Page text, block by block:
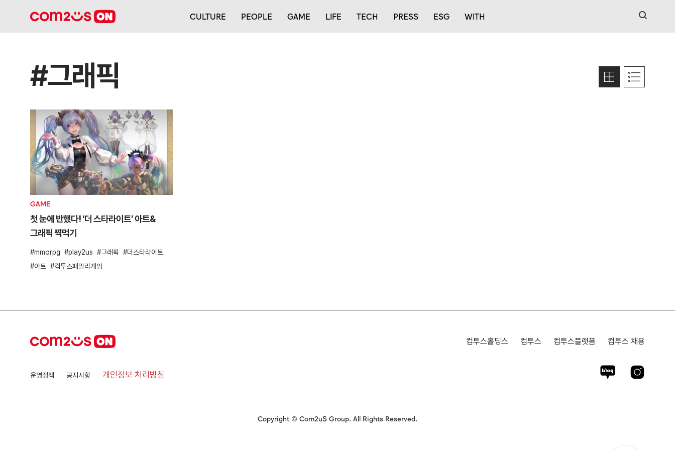
CULTURE PEOPLE GAME LIFE TECH PRESS ESG WITH 검색
#그래픽
GAME
첫 눈에 반했다! ‘더 스타라이트’ 아트&
그래픽 찍먹기
mmorpg play2us 그래픽
더스타라이트
아트
컴투스패밀리게임
운영정책 공지사항 개인정보 처리방침
컴투스홀딩스 컴투스 컴투스플랫폼 컴투스 채용
Copyright © Com2uS Group. All Rights Reserved.